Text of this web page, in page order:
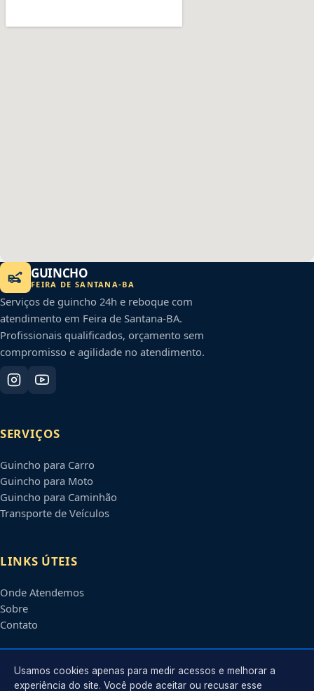
GUINCHO
FEIRA DE SANTANA-BA
Serviços de guincho 24h e reboque com
atendimento em Feira de Santana-BA.
Profissionais qualificados, orçamento sem
compromisso e agilidade no atendimento.
SERVIÇOS
Guincho para Carro
Guincho para Moto
Guincho para Caminhão
Transporte de Veículos
LINKS ÚTEIS
Onde Atendemos
Sobre
Contato
CONTATO
Usamos cookies apenas para medir acessos e melhorar a
experiência do site. Você pode aceitar ou recusar esse